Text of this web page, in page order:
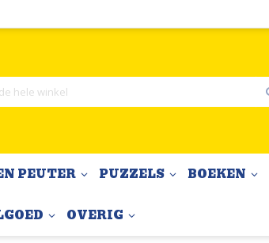
PEUTER PUZZELS BOEKEN
OVERIG